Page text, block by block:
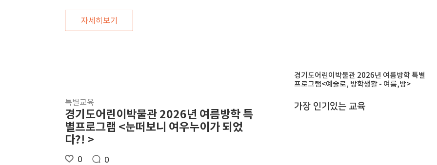
자세히보기
특별교육
경기도어린이박물관 2026년 여름방학 특
별프로그램 <눈떠보니 여우누이가 되었
다?! >
0 0
경기도어린이박물관 2026년 여름방학 특별
프로그램<예술로, 방학생활 - 여름,밤>
가장 인기있는 교육